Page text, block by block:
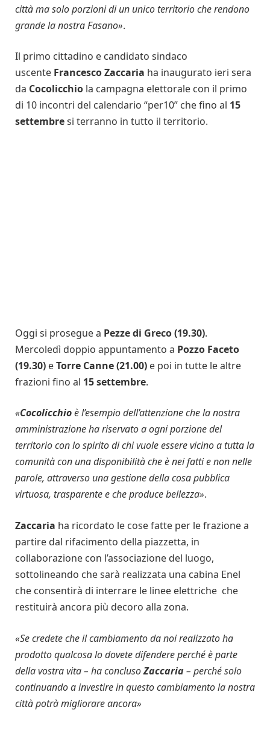
città ma solo porzioni di un unico territorio che rendono
grande la nostra Fasano».
Il primo cittadino e candidato sindaco
uscente Francesco Zaccaria ha inaugurato ieri sera
da Cocolicchio la campagna elettorale con il primo
di 10 incontri del calendario “per10” che fino al 15
settembresi terranno in tutto il territorio.
Oggi si prosegue a Pezze di Greco (19.30).
Mercoledì doppio appuntamento a Pozzo Faceto
(19.30) eTorre Canne (21.00) e poi in tutte le altre
frazioni fino al 15 settembre.
«Cocolicchioè l’esempio dell’attenzione che la nostra
amministrazione ha riservato a ogni porzione del
territorio con lo spirito di chi vuole essere vicino a tutta la
comunità con una disponibilità che è nei fatti e non nelle
parole, attraverso una gestione della cosa pubblica
virtuosa, trasparente e che produce bellezza».
Zaccaria ha ricordato le cose fatte per le frazione a
partire dal rifacimento della piazzetta, in
collaborazione con l’associazione del luogo,
sottolineando che sarà realizzata una cabina Enel
che consentirà di interrare le linee elettriche che
restituirà ancora più decoro alla zona.
«Se credete che il cambiamento da noi realizzato ha
prodotto qualcosa lo dovete difendere perché è parte
della vostra vita – ha conclusoZaccaria– perché solo
continuando a investire in questo cambiamento la nostra
città potrà migliorare ancora»